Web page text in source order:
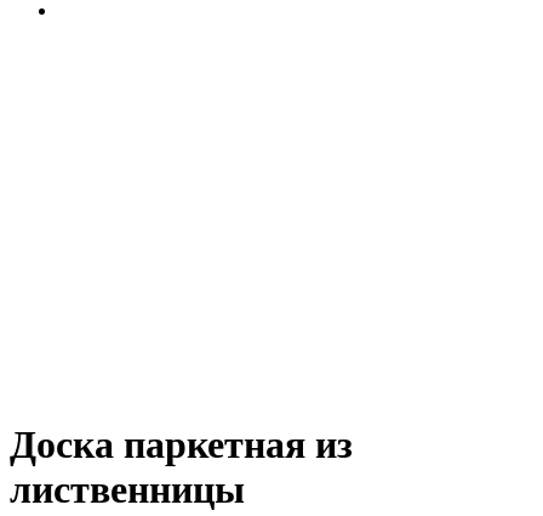
Доска паркетная из
лиственницы